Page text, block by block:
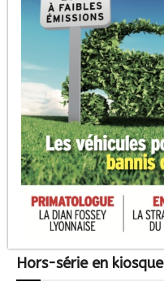
Hors-série en kiosque